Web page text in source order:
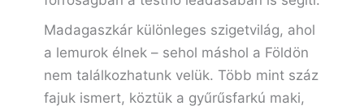
Madagaszkár különleges szigetvilág, ahol
a lemurok élnek – sehol máshol a Földön
nem találkozhatunk velük. Több mint száz
fajuk ismert, köztük a gyűrűsfarkú maki,